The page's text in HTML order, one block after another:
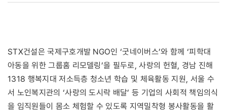
STX건설은 국제구호개발 NGO인 ‘굿네이버스’와 함께 ‘피학대
아동을 위한 그룹홈 리모델링’을 필두로, 사랑의 헌혈, 경남 진해
1318 행복지대 저소득층 청소년 학습 및 체육활동 지원, 서울 수
서 노인복지관의 ‘사랑의 도시락 배달’ 등 기업의 사회적 책임의식
을 임직원들이 몸소 체험할 수 있도록 지역밀착형 봉사활동을 활